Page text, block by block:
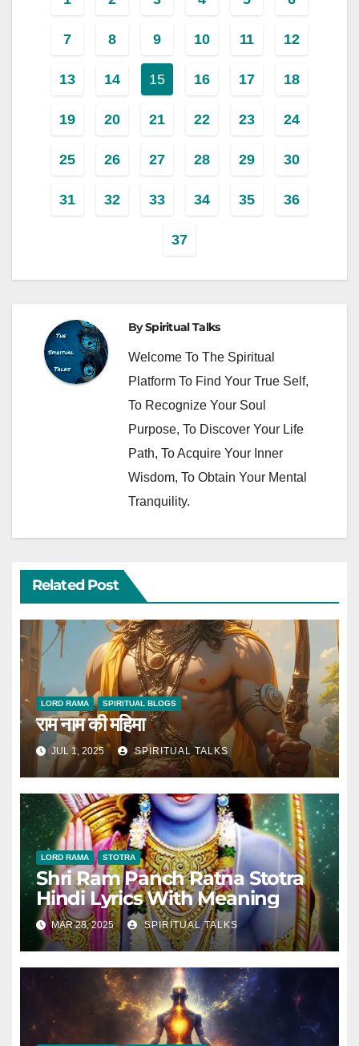
7 8 9 10 11 12
13 14 15 16 17 18
19 20 21 22 23 24
25 26 27 28 29 30
31 32 33 34 35 36
37
BySpiritual Talks
Welcome To The Spiritual
Platform To Find Your True Self,
To Recognize Your Soul
Purpose, To Discover Your Life
Path, To Acquire Your Inner
Wisdom, To Obtain Your Mental
Tranquility.
Related Post
LORD RAMA SPIRITUAL BLOGS
राम नाम की महिमा
JUL 1, 2025 SPIRITUAL TALKS
LORD RAMA STOTRA
Shri Ram Panch Ratna Stotra
Hindi Lyrics With Meaning
MAR 28, 2025 SPIRITUAL TALKS